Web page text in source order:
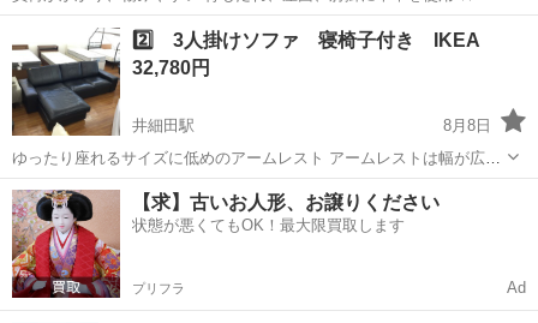
もたれハイバック仕様のため 首や頭部までリラックスできます◎ また
背もたれは取外しが可能！ 引越しや模様替えの時にも便利🌼 リユース
品のためキズ汚れありま...
小田原市 井細田駅 本革
2️⃣ 3人掛けソファ 寝椅子付き IKEA
32,780円
井細田駅
8月8日
ゆったり座れるサイズに低めのアームレスト アームレストは幅が広く
リモコンやスマホなど ちょっとしたものを置くことができます📱 寝椅
子はソファの左右どちらにも取り付けが可能で 単体でも使用できます
リユース品のためキズ汚れ...
神奈川 小田原市 井細田駅 ソファ
【求】古いお人形、お譲りください
状態が悪くてもOK！最大限買取します
プリフラ Ad